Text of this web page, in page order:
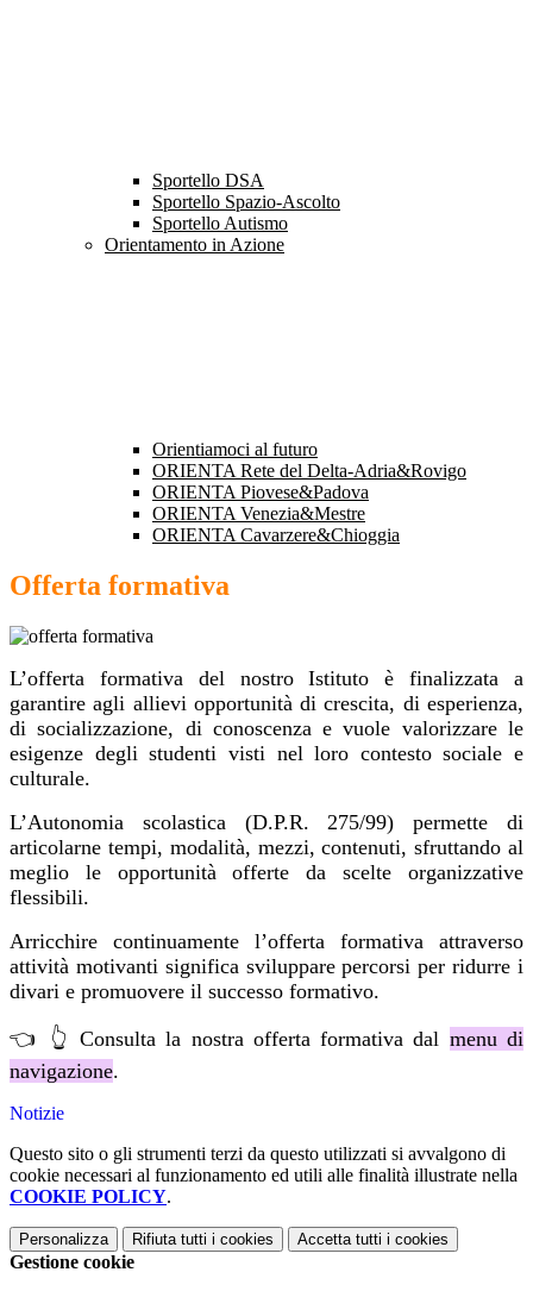
Sportello DSA
Sportello Spazio-Ascolto
Sportello Autismo
Orientamento in Azione
Orientiamoci al futuro
ORIENTA Rete del Delta-Adria&Rovigo
ORIENTA Piovese&Padova
ORIENTA Venezia&Mestre
ORIENTA Cavarzere&Chioggia
Offerta formativa
L’offerta formativa del nostro Istituto è finalizzata a
garantire agli allievi opportunità di crescita, di esperienza,
di socializzazione, di conoscenza e vuole valorizzare le
esigenze degli studenti visti nel loro contesto sociale e
culturale.
L’Autonomia scolastica (D.P.R. 275/99) permette di
articolarne tempi, modalità, mezzi, contenuti, sfruttando al
meglio le opportunità offerte da scelte organizzative
flessibili.
Arricchire continuamente l’offerta formativa attraverso
attività motivanti significa sviluppare percorsi per ridurre i
divari e promuovere il successo formativo.
👈 👆 Consulta la nostra offerta formativa dal menu di
navigazione.
Notizie
Questo sito o gli strumenti terzi da questo utilizzati si avvalgono di
cookie necessari al funzionamento ed utili alle finalità illustrate nella
COOKIE POLICY.
Personalizza Rifiuta tutti i cookies Accetta tutti i cookies
Gestione cookie